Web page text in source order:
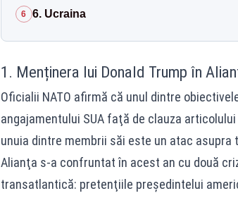
6 6. Ucraina
1. Menținera lui Donald Trump în
Oficialii NATO afirmă că unul dintre
angajamentului SUA faţă de clauza
unuia dintre membrii săi este un atac asupra
Alianţa s-a confruntat în acest an cu două
transatlantică: pretenţiile preşedintelui